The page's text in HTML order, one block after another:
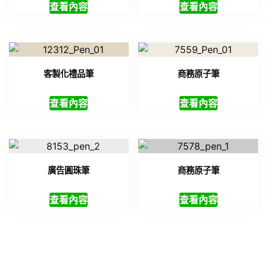
查看內容 查看內容
客製化禮品筆
查看內容
商務原子筆
查看內容
廣告圓珠筆
查看內容
商務原子筆
查看內容